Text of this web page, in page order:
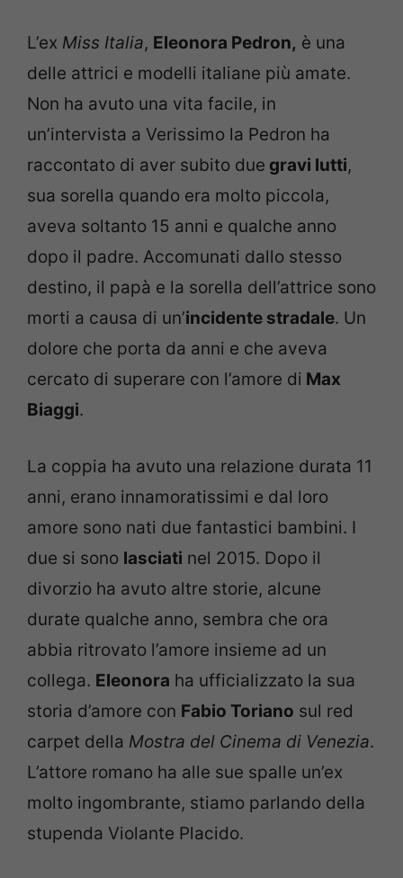
L’ex Miss Italia, Eleonora Pedron, è una
delle attrici e modelli italiane più amate.
Non ha avuto una vita facile, in
un’intervista a Verissimo la Pedron ha
raccontato di aver subito due gravi lutti,
sua sorella quando era molto piccola,
aveva soltanto 15 anni e qualche anno
dopo il padre. Accomunati dallo stesso
destino, il papà e la sorella dell’attrice sono
morti a causa di un’incidente stradale. Un
dolore che porta da anni e che aveva
cercato di superare con l’amore di Max
Biaggi.
La coppia ha avuto una relazione durata 11
anni, erano innamoratissimi e dal loro
amore sono nati due fantastici bambini. I
due si sono lasciati nel 2015. Dopo il
divorzio ha avuto altre storie, alcune
durate qualche anno, sembra che ora
abbia ritrovato l’amore insieme ad un
collega. Eleonora ha ufficializzato la sua
storia d’amore con Fabio Toriano sul red
carpet della Mostra del Cinema di Venezia.
L’attore romano ha alle sue spalle un’ex
molto ingombrante, stiamo parlando della
stupenda Violante Placido.